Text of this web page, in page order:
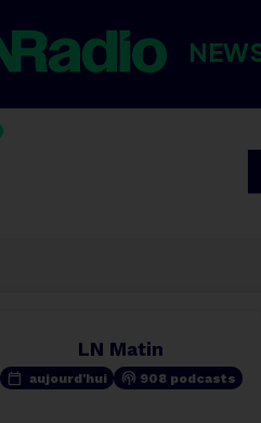
LN Matin
calendar_today aujourd'hui podcasts 908 podcasts